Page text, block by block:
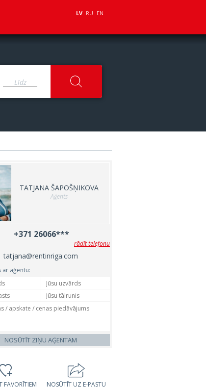
LV RU EN
TATJANA ŠAPOŠŅIKOVA
Aģents
+371 26066***
rādīt telefonu
tatjana@rentinriga.com
ar aģentu:
NOSŪTĪT ZIŅU AĢENTAM
FAVORĪTIEM NOSŪTĪT UZ E-PASTU